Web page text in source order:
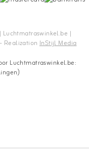
|
Realization InStijl Media
Luchtmatraswinkel.be: